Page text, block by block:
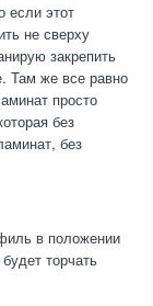
если этот
не сверху
закрепить
Там же все равно
просто
без
без
в положении
торчать